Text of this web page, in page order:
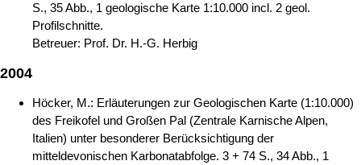
S., 35 Abb., 1 geologische Karte 1:10.000 incl. 2 geol.
Profilschnitte.
Betreuer: Prof. Dr. H.-G. Herbig
2004
Höcker, M.: Erläuterungen zur Geologischen Karte (1:10.000)
des Freikofel und Großen Pal (Zentrale Karnische Alpen,
Italien) unter besonderer Berücksichtigung der
mitteldevonischen Karbonatabfolge. 3 + 74 S., 34 Abb., 1